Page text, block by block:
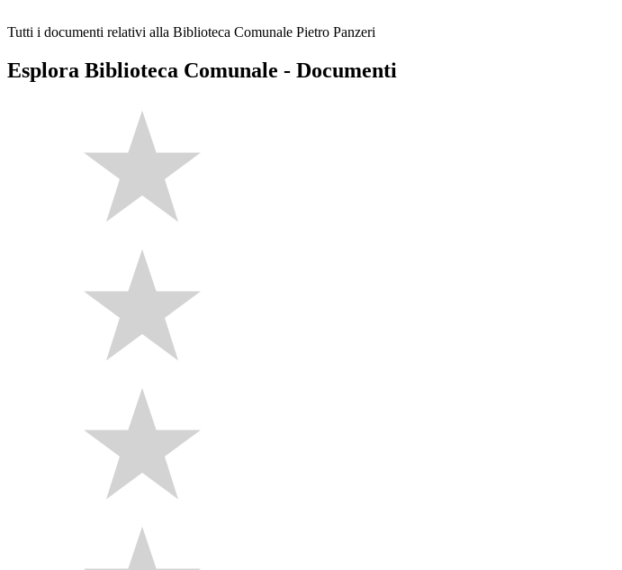
Tutti i documenti relativi alla Biblioteca Comunale Pietro Panzeri
Esplora Biblioteca Comunale - Documenti